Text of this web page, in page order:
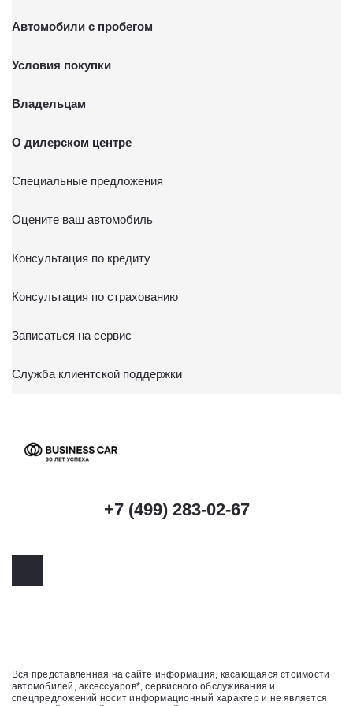
Автомобили с пробегом
Условия покупки
Владельцам
О дилерском центре
Специальные предложения
Оцените ваш автомобиль
Консультация по кредиту
Консультация по страхованию
Записаться на сервис
Служба клиентской поддержки
+7 (499) 283-02-67
Вся представленная на сайте информация, касающаяся стоимости
автомобилей, аксессуаров*, сервисного обслуживания и
спецпредложений носит информационный характер и не является